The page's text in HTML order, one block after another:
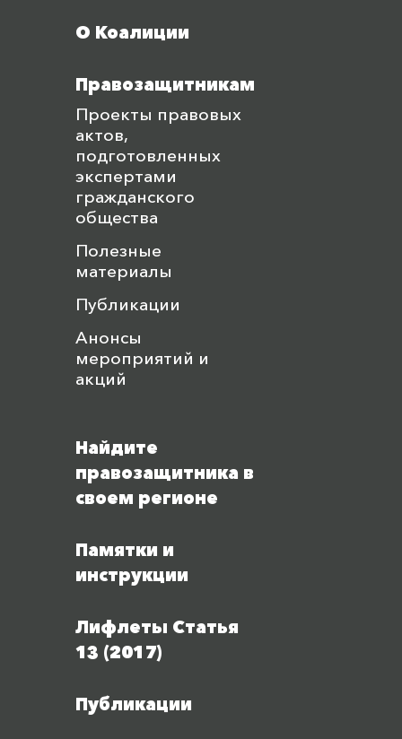
О Коалиции
Правозащитникам
Проекты правовых
актов,
подготовленных
экспертами
гражданского
общества
Полезные
материалы
Публикации
Анонсы
мероприятий и
акций
Найдите
правозащитника в
своем регионе
Памятки и
инструкции
Лифлеты Статья
13 (2017)
Публикации